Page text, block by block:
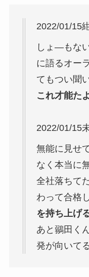
2022/01/15
しょ―もな
に語るオー
てもつい聞
これ才能た
2022/01/15
無能に見せ
なく本当に
全社落ちて
わって合格
を持ち上げ
あと鶸田く
発が向いて